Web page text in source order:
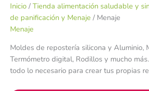
Inicio / Tienda alimentación saludable y
de panificación y Menaje / Menaje
Menaje
Moldes de repostería silicona y Aluminio,
Termómetro digital, Rodillos y mucho
todo lo necesario para crear tus propias